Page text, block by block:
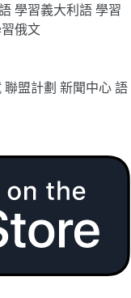
學習義大利語學習
俄文
聯盟計劃 新聞中心語